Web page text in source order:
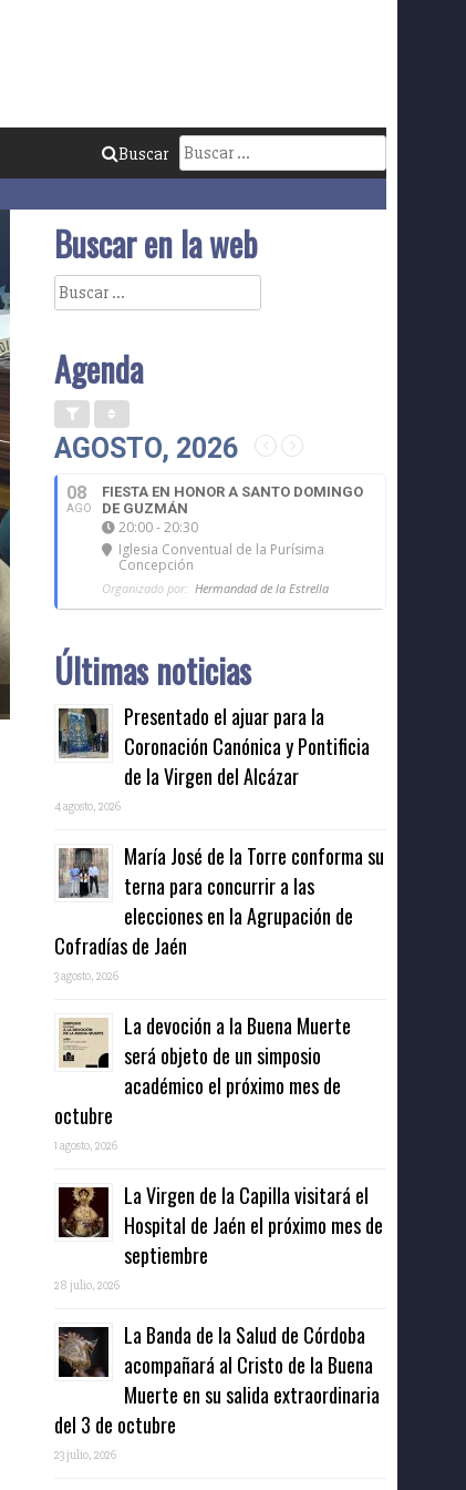
Buscar:
Buscar
Buscar en la web
Buscar:
Agenda
AGOSTO, 2026
08
AGO
FIESTA EN HONOR A SANTO DOMINGO
DE GUZMÁN
20:00 - 20:30
Iglesia Conventual de la Purísima
Concepción
Organizado por: Hermandad de la Estrella
Últimas noticias
Presentado el ajuar para la
Coronación Canónica y Pontificia
de la Virgen del Alcázar
4 agosto, 2026
María José de la Torre conforma su
terna para concurrir a las
elecciones en la Agrupación de
Cofradías de Jaén
3 agosto, 2026
La devoción a la Buena Muerte
será objeto de un simposio
académico el próximo mes de
octubre
1 agosto, 2026
La Virgen de la Capilla visitará el
Hospital de Jaén el próximo mes de
septiembre
28 julio, 2026
La Banda de la Salud de Córdoba
acompañará al Cristo de la Buena
Muerte en su salida extraordinaria
del 3 de octubre
23 julio, 2026